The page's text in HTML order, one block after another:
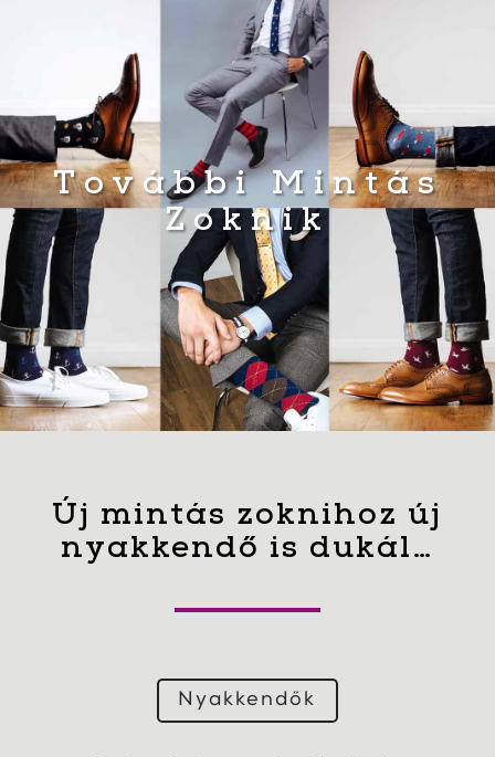
További Mintás
Zoknik
Új mintás zoknihoz új
nyakkendő is dukál…
Nyakkendők